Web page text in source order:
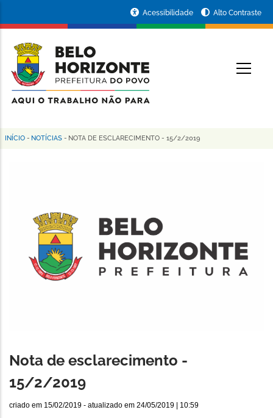
conteúdo
principal
da
Prefeitura
de
Horizonte
Acessibilidade Alto Contraste
Trilha
INÍCIO - NOTÍCIAS - NOTA DE ESCLARECIMENTO - 15/2/2019
Nota de esclarecimento -
15/2/2019
criado em 15/02/2019 - atualizado em 24/05/2019 | 10:59